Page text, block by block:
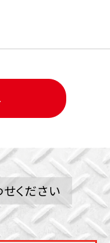
ください